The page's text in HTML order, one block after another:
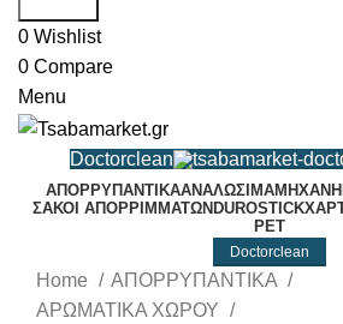
0 Wishlist
0 Compare
Menu
Doctorclean
ΑΠΟΡΡΥΠΑΝΤΙΚΑΑΝΑΛΩΣΙΜΑ
ΣΑΚΟΙ ΑΠΟΡΡΙΜΜΑΤΩΝDUROSTICK
PET
Doctorclean
Home
ΑΠΟΡΡΥΠΑΝΤΙΚΑ
ΑΡΩΜΑΤΙΚΑ ΧΩΡΟΥ